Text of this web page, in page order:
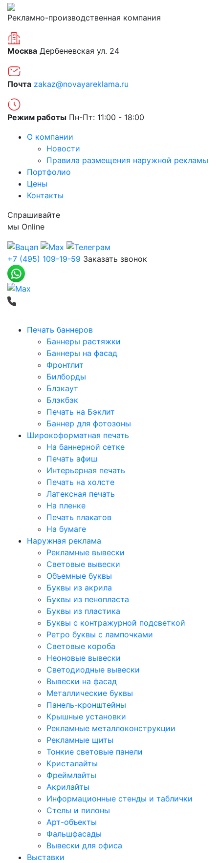
Рекламно-производственная компания
Москва Дербеневская ул. 24
Почта zakaz@novayareklama.ru
Режим работы Пн-Пт: 11:00 - 18:00
О компании
Новости
Правила размещения наружной рекламы
Портфолио
Цены
Контакты
Спрашивайте
мы Online
+7 (495) 109-19-59 Заказать звонок
Печать баннеров
Баннеры растяжки
Баннеры на фасад
Фронтлит
Билборды
Блэкаут
Блэкбэк
Печать на Бэклит
Баннер для фотозоны
Широкоформатная печать
На баннерной сетке
Печать афиш
Интерьерная печать
Печать на холсте
Латексная печать
На пленке
Печать плакатов
На бумаге
Наружная реклама
Рекламные вывески
Световые вывески
Объемные буквы
Буквы из акрила
Буквы из пенопласта
Буквы из пластика
Буквы с контражурной подсветкой
Ретро буквы с лампочками
Световые короба
Неоновые вывески
Светодиодные вывески
Вывески на фасад
Металлические буквы
Панель-кронштейны
Крышные установки
Рекламные металлоконструкции
Рекламные щиты
Тонкие световые панели
Кристалайты
Фреймлайты
Акрилайты
Информационные стенды и таблички
Стелы и пилоны
Арт-объекты
Фальшфасады
Вывески для офиса
Выставки